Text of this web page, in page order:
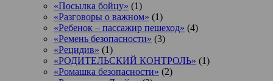
«Посылка бойцу» (1)
«Разговоры о важном» (1)
«Ребенок – пассажир пешеход» (4)
«Ремень безопасности» (3)
«Рецидив» (1)
«РОДИТЕЛЬСКИЙ КОНТРОЛЬ» (1)
«Ромашка безопасности» (2)